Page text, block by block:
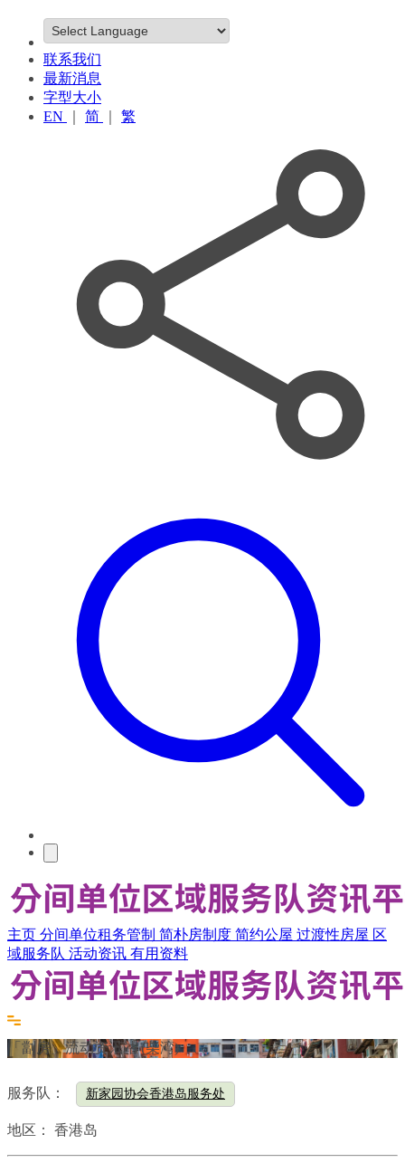
联系我们
最新消息
字型大小
EN
简 繁
主页 分间单位租务管制 简朴房制度 简约公屋 过渡性房屋 区
域服务队 活动资讯 有用资料
「劏房」流动资讯站 (柴湾)
服务队： 新家园协会香港岛服务处
地区： 香港岛